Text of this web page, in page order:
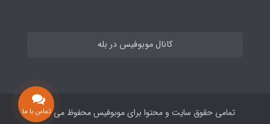
کانال موبوفیس در بله
تمامی حقوق سایت و محتوا برای موبوفیس محفوظ می باشد